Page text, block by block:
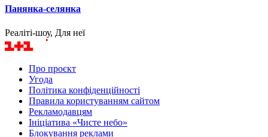
Панянка-селянка
Реаліті-шоу, Для неї
Про проєкт
Угода
Політика конфіденційності
Правила користуванням сайтом
Рекламодавцям
Ініціатива «Чисте небо»
Блокування реклами